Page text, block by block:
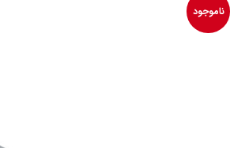
ناموجود